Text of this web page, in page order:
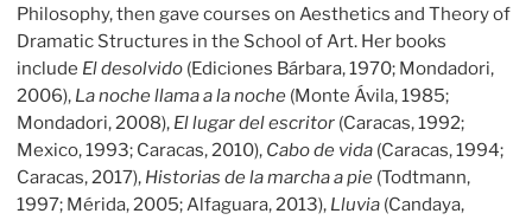
Philosophy, then gave courses on Aesthetics and Theory of
Dramatic Structures in the School of Art. Her books
include El desolvido (Ediciones Bárbara, 1970; Mondadori,
2006), La noche llama a la noche (Monte Ávila, 1985;
Mondadori, 2008), El lugar del escritor (Caracas, 1992;
Mexico, 1993; Caracas, 2010), Cabo de vida (Caracas, 1994;
Caracas, 2017), Historias de la marcha a pie (Todtmann,
1997; Mérida, 2005; Alfaguara, 2013), Lluvia (Candaya,